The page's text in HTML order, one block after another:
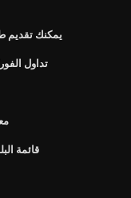
يمكنك تقديم
تداول
قائمة